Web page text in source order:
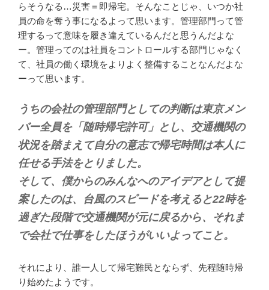
らそうなる…災害＝即帰宅。そんなことじゃ、いつか社
員の命を奪う事になるよって思います。管理部門って管
理するって意味を履き違えているんだと思うんだよな
ー。管理ってのは社員をコントロールする部門じゃなく
て、社員の働く環境をよりよく整備することなんだよな
ーって思います。
うちの会社の管理部門としての判断は東京メン
バー全員を「随時帰宅許可」とし、交通機関の
状況を踏まえて自分の意志で帰宅時間は本人に
任せる手法をとりました。
そして、僕からのみんなへのアイデアとして提
案したのは、台風のスピードを考えると22時を
過ぎた段階で交通機関が元に戻るから、それま
で会社で仕事をしたほうがいいよってこと。
それにより、誰一人して帰宅難民とならず、先程随時帰
り始めたようです。